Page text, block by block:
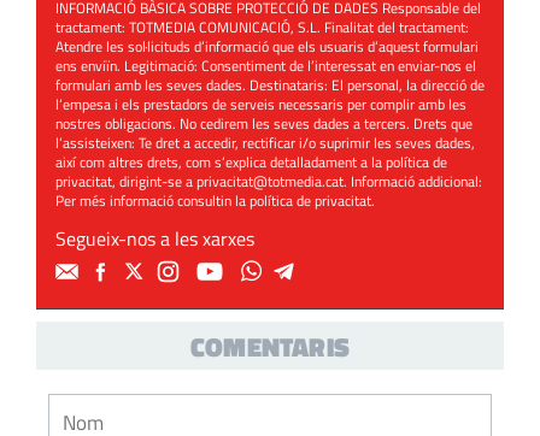
INFORMACIÓ BÀSICA SOBRE PROTECCIÓ DE DADES Responsable del
tractament: TOTMEDIA COMUNICACIÓ, S.L. Finalitat del tractament:
Atendre les sol·licituds d’informació que els usuaris d’aquest formulari
ens enviïn. Legitimació: Consentiment de l’interessat en enviar-nos el
formulari amb les seves dades. Destinataris: El personal, la direcció de
l’empesa i els prestadors de serveis necessaris per complir amb les
nostres obligacions. No cedirem les seves dades a tercers. Drets que
l’assisteixen: Te dret a accedir, rectificar i/o suprimir les seves dades,
així com altres drets, com s’explica detalladament a la política de
privacitat, dirigint-se aprivacitat@totmedia.cat. Informació addicional:
Per més informació consultin lapolítica de privacitat.
Segueix-nos a les xarxes
COMENTARIS